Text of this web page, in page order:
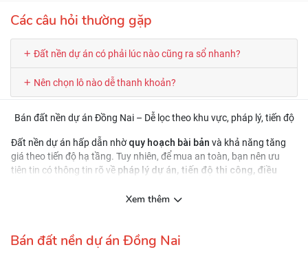
Các câu hỏi thường gặp
Đất nền dự án có phải lúc nào cũng ra sổ nhanh?
Nên chọn lô nào dễ thanh khoản?
Bán đất nền dự án Đồng Nai – Dễ lọc theo khu vực, pháp lý, tiến độ
Đất nền dự án hấp dẫn nhờquy hoạch bài bản và khả năng tăng
giá theo tiến độ hạ tầng. Tuy nhiên, để mua an toàn, bạn nên ưu
tiên tin có thông tin rõ về pháp lý dự án, tiến độ thi công, điều
Cách chọn đất nền dự án phù hợp
So sánh vị trígần tiện ích – gần trục kết nối
Xem thêm
Bán đất nền dự án Đồng Nai